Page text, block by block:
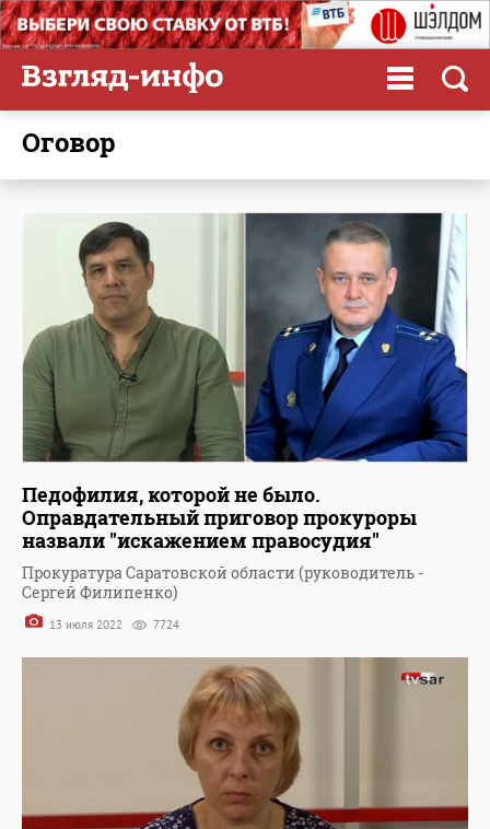
оговор
Педофилия, которой не было.
Оправдательный приговор прокуроры
назвали "искажением правосудия"
Прокуратура Саратовской области (руководитель -
Сергей Филипенко)
13 июля 2022 7724